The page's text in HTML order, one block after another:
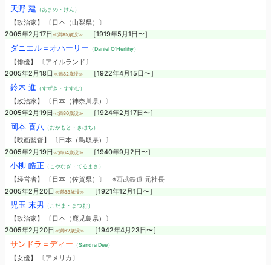
天野 建 （あまの・けん）
【政治家】 〔日本（山梨県）〕
2005年2月17日 ≪満85歳没≫ ［1919年5月1日〜］
ダニエル＝オハーリー （Daniel O'Herlihy）
【俳優】 〔アイルランド〕
2005年2月18日 ≪満82歳没≫ ［1922年4月15日〜］
鈴木 進 （すずき・すすむ）
【政治家】 〔日本（神奈川県）〕
2005年2月19日 ≪満80歳没≫ ［1924年2月17日〜］
岡本 喜八 （おかもと・きはち）
【映画監督】 〔日本（鳥取県）〕
2005年2月19日 ≪満64歳没≫ ［1940年9月2日〜］
小柳 皓正 （こやなぎ・てるまさ）
【経営者】 〔日本（佐賀県）〕 ※西武鉄道 元社長
2005年2月20日 ≪満83歳没≫ ［1921年12月1日〜］
児玉 末男 （こだま・まつお）
【政治家】 〔日本（鹿児島県）〕
2005年2月20日 ≪満62歳没≫ ［1942年4月23日〜］
サンドラ＝ディー （Sandra Dee）
【女優】 〔アメリカ〕